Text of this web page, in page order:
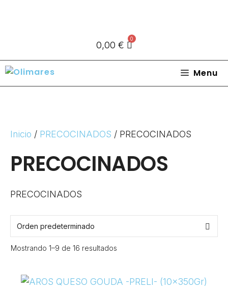
0,00 €
0
Menu
Inicio / PRECOCINADOS / PRECOCINADOS
PRECOCINADOS
PRECOCINADOS
Mostrando 1–9 de 16 resultados